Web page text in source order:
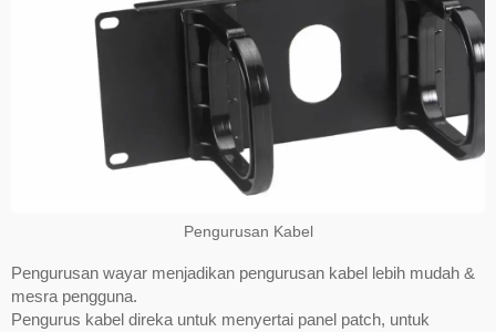
Pengurusan Kabel
Pengurusan wayar menjadikan pengurusan kabel lebih mudah &
mesra pengguna.
Pengurus kabel direka untuk menyertai panel patch, untuk